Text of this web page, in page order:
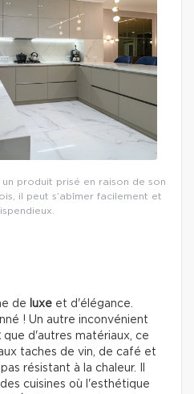
produit prisé en raison de son
il peut s’abîmer facilement et
de luxe et d'élégance.
! Un autre inconvénient
que d'autres matériaux, ce
taches de vin, de café et
résistant à la chaleur. Il
cuisines où l'esthétique